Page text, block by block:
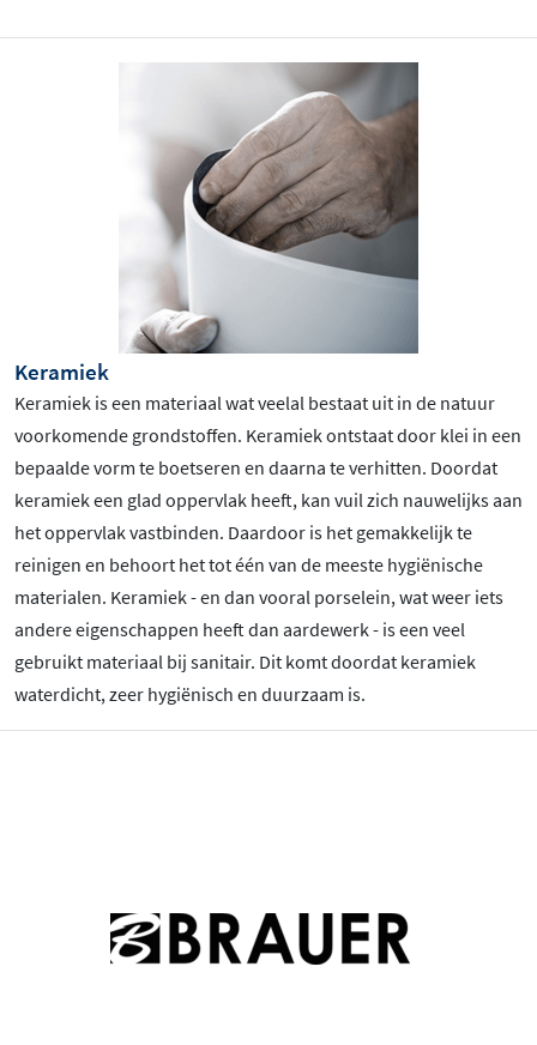
Keramiek
Keramiek is een materiaal wat veelal bestaat uit in de natuur
voorkomende grondstoffen. Keramiek ontstaat door klei in een
bepaalde vorm te boetseren en daarna te verhitten. Doordat
keramiek een glad oppervlak heeft, kan vuil zich nauwelijks aan
het oppervlak vastbinden. Daardoor is het gemakkelijk te
reinigen en behoort het tot één van de meeste hygiënische
materialen. Keramiek - en dan vooral porselein, wat weer iets
andere eigenschappen heeft dan aardewerk - is een veel
gebruikt materiaal bij sanitair. Dit komt doordat keramiek
waterdicht, zeer hygiënisch en duurzaam is.